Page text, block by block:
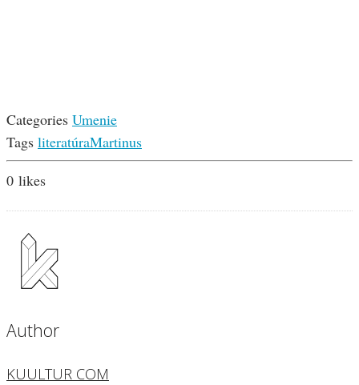
Categories Umenie
Tags literatúraMartinus
0 likes
Author
KUULTUR COM